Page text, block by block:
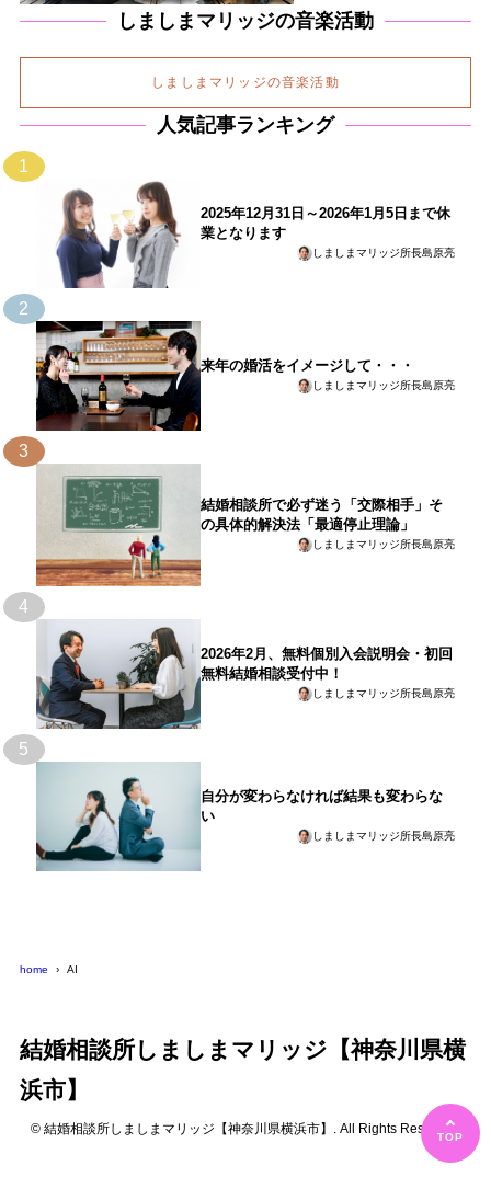
しましまマリッジの音楽活動
しましまマリッジの音楽活動
人気記事ランキング
1
2025年12月31日～2026年1月5日まで休
業となります
しましまマリッジ所長島原亮
2
来年の婚活をイメージして・・・
しましまマリッジ所長島原亮
3
結婚相談所で必ず迷う「交際相手」そ
の具体的解決法「最適停止理論」
しましまマリッジ所長島原亮
4
2026年2月、無料個別入会説明会・初回
無料結婚相談受付中！
しましまマリッジ所長島原亮
5
自分が変わらなければ結果も変わらな
い
しましまマリッジ所長島原亮
home AI
結婚相談所しましまマリッジ【神奈川県横
浜市】
© 結婚相談所しましまマリッジ【神奈川県横浜市】. All Rights Reserved.